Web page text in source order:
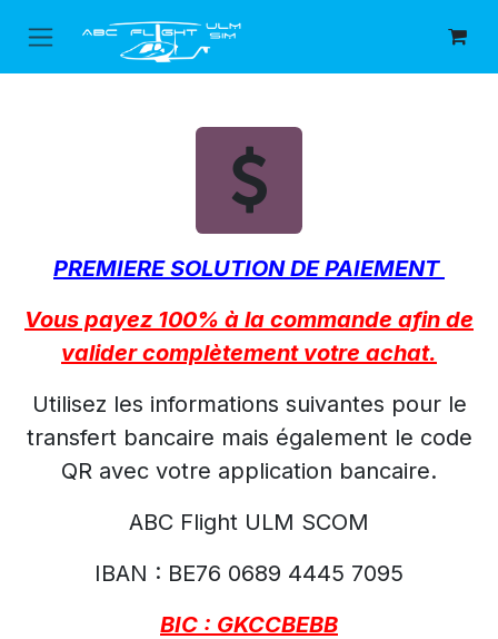
Se rendre au contenu
PREMIERE SOLUTION DE PAIEMENT
Vous payez 100% à la commande afin de
valider complètement votre achat.
Utilisez les informations suivantes pour le
transfert bancaire mais également le code
QR avec votre application bancaire.
ABC Flight ULM SCOM
IBAN : BE76 0689 4445 7095
BIC : GKCCBEBB